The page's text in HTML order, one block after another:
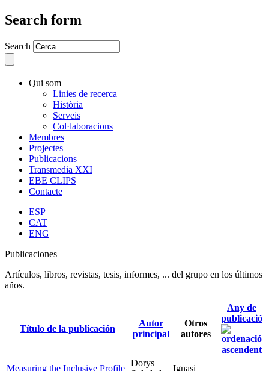
Search form
Search
Qui som
Linies de recerca
Història
Serveis
Col·laboracions
Membres
Projectes
Publicacions
Transmedia XXI
EBE CLIPS
Contacte
ESP
CAT
ENG
Publicaciones
Artículos, libros, revistas, tesis, informes, ... del grupo en los últimos
años.
Título de la publicación
Autor
principal
Otros
autores
Any de
publicació
Measuring the Inclusive Profile
Dorys
Ignasi